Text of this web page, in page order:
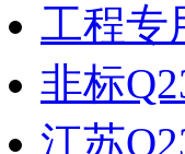
工程专
非标
江苏